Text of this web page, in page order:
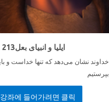
213ایلیا و انبیای بعل
خداوند نشان می‌دهد که تنها خداست و
بپرستیم
좌에 들어가려면 클릭